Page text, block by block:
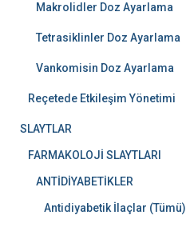
Makrolidler Doz Ayarlama
Tetrasiklinler Doz Ayarlama
Vankomisin Doz Ayarlama
Reçetede Etkileşim Yönetimi
SLAYTLAR
FARMAKOLOJİ SLAYTLARI
ANTİDİYABETİKLER
Antidiyabetik İlaçlar (Tümü)